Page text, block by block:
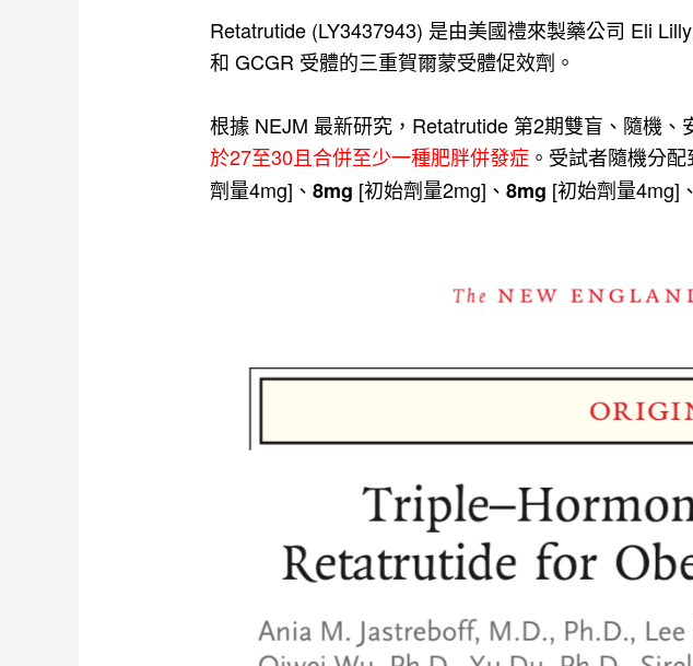
Retatrutide (LY3437943) 是由美國禮來製藥公司 Eli
和 GCGR 受體的三重賀爾蒙受體促效劑。
根據 NEJM 最新研究，Retatrutide 第2期雙盲、隨機、
於27至30且合併至少一種肥胖併發症 。受試者隨機分
劑量4mg]、8mg [初始劑量2mg]、8mg [初始劑量4mg]、